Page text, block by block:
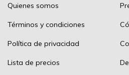
Quienes somos
Términos y condiciones
Política de privacidad
Lista de precios